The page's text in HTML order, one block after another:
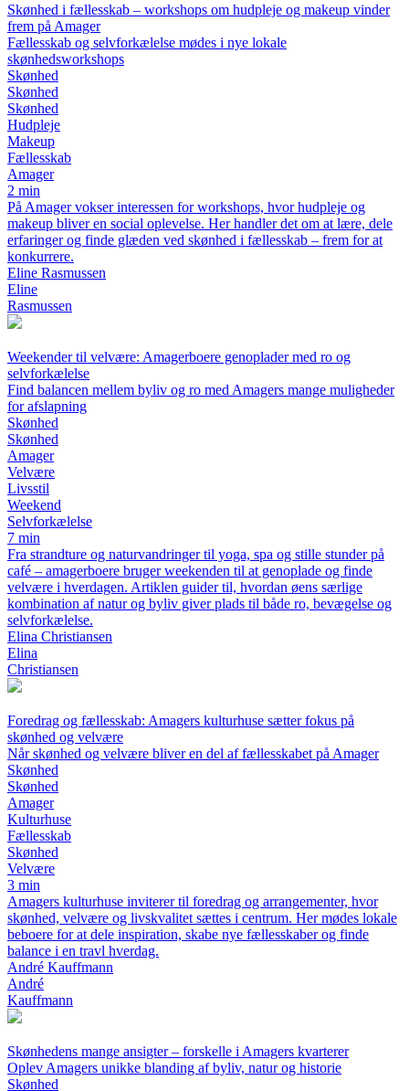
Skønhed i fællesskab – workshops om hudpleje og makeup vinder
frem på Amager
Fællesskab og selvforkælelse mødes i nye lokale
skønhedsworkshops
Skønhed
Skønhed
Skønhed
Hudpleje
Makeup
Fællesskab
Amager
2 min
På Amager vokser interessen for workshops, hvor hudpleje og
makeup bliver en social oplevelse. Her handler det om at lære, dele
erfaringer og finde glæden ved skønhed i fællesskab – frem for at
konkurrere.
Eline Rasmussen
Eline
Rasmussen
Weekender til velvære: Amagerboere genoplader med ro og
selvforkælelse
Find balancen mellem byliv og ro med Amagers mange muligheder
for afslapning
Skønhed
Skønhed
Amager
Velvære
Livsstil
Weekend
Selvforkælelse
7 min
Fra strandture og naturvandringer til yoga, spa og stille stunder på
café – amagerboere bruger weekenden til at genoplade og finde
velvære i hverdagen. Artiklen guider til, hvordan øens særlige
kombination af natur og byliv giver plads til både ro, bevægelse og
selvforkælelse.
Elina Christiansen
Elina
Christiansen
Foredrag og fællesskab: Amagers kulturhuse sætter fokus på
skønhed og velvære
Når skønhed og velvære bliver en del af fællesskabet på Amager
Skønhed
Skønhed
Amager
Kulturhuse
Fællesskab
Skønhed
Velvære
3 min
Amagers kulturhuse inviterer til foredrag og arrangementer, hvor
skønhed, velvære og livskvalitet sættes i centrum. Her mødes lokale
beboere for at dele inspiration, skabe nye fællesskaber og finde
balance i en travl hverdag.
André Kauffmann
André
Kauffmann
Skønhedens mange ansigter – forskelle i Amagers kvarterer
Oplev Amagers unikke blanding af byliv, natur og historie
Skønhed